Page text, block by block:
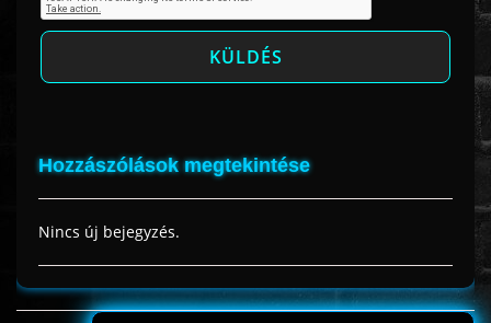
Hozzászólások megtekintése
Nincs új bejegyzés.